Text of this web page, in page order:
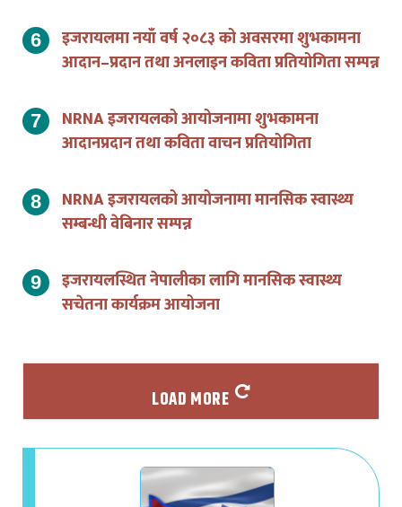
आदान–प्रदान तथा अनलाइन कविता प्रतियोगिता सम्पन्न
आदानप्रदान तथा कविता वाचन प्रतियोगिता
सम्बन्धी वेबिनार सम्पन्न
सचेतना कार्यक्रम आयोजना